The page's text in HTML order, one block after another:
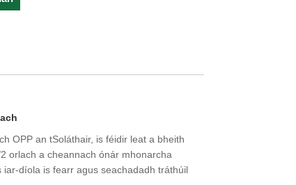
OPP an tSoláthair, is féidir leat a bheith
orlach a cheannach ónár mhonarcha
díola is fearr agus seachadadh tráthúil